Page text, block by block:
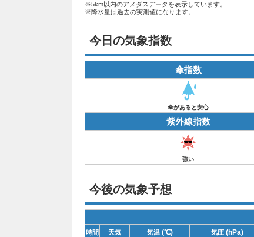
※5km以内のアメダスデータを表示しています。
※降水量は過去の実測値になります。
今日の気象指数
傘指数
傘があると安心
紫外線指数
強い
今後の気象予想
時間 天気 気温 (℃) 気圧 (hPa)